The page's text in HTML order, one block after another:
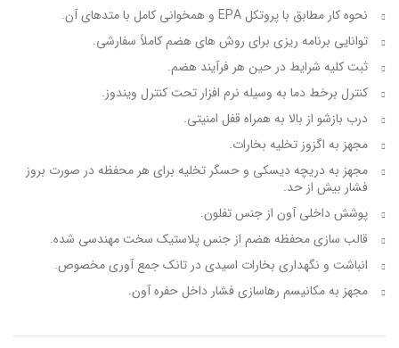
نحوه کار مطابق با پروتکل EPA و همخوانی کامل با متدهای آن.
توانایی برنامه ریزی برای روش های هضم کاملاً سفارشی.
ثبت کلیه شرایط در حین هر فرآیند هضم.
کنترل برخط دما به وسیله نرم افزار تحت کنترل ویندوز.
درب بازشو از بالا به همراه قفل امنیتی.
مجهز به اگزوز تخلیه بخارات.
مجهز به دریچه دیسکی و حسگر تخلیه برای هر محفظه در صورت بروز
فشار بیش از حد.
پوشش داخلی آون از جنس تفلون.
قالب سازی محفظه هضم از جنس پلاستیک سخت مهندسی شده.
انباشت و نگه­داری بخارات اسیدی در تانک جمع آوری مخصوص.
مجهز به مکانیسم رهاسازی فشار داخل حفره آون.